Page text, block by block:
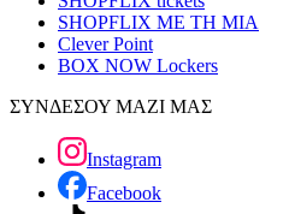
SHOPFLIX ΜΕ ΤΗ ΜΙΑ
Clever Point
BOX NOW Lockers
ΣΥΝΔΕΣΟΥ ΜΑΖΙ ΜΑΣ
Instagram
Facebook